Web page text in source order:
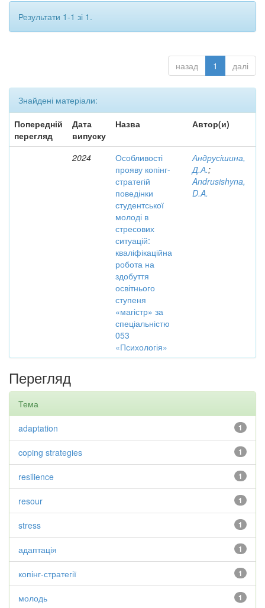
Результати 1-1 зі 1.
назад 1 далі
Знайдені матеріали:
Попередній
перегляд
Дата
випуску
Назва Автор(и)
2024
Особливості
прояву копінг-
стратегій
поведінки
студентської
молоді в
стресових
ситуацій:
кваліфікаційна
робота на
здобуття
освітнього
ступеня
«магістр» за
спеціальністю
053
«Психологія»
Андрусішина,
Д.А.;
Andrusishyna,
D.A.
Перегляд
Тема
1
adaptation
1
coping strategies
1
resilience
1
resour
1
stress
1
адаптація
1
копінг-стратегії
1
молодь